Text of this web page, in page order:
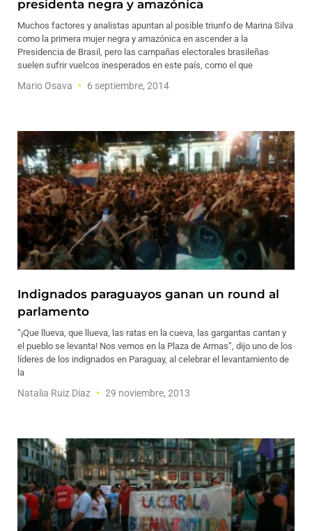
presidenta negra y amazónica
Muchos factores y analistas apuntan al posible triunfo de Marina Silva
como la primera mujer negra y amazónica en ascender a la
Presidencia de Brasil, pero las campañas electorales brasileñas
suelen sufrir vuelcos inesperados en este país, como el que
Mario Osava 6 septiembre, 2014
Indignados paraguayos ganan un round al
parlamento
“¡Que llueva, que llueva, las ratas en la cueva, las gargantas cantan y
el pueblo se levanta! Nos vemos en la Plaza de Armas”, dijo uno de los
líderes de los indignados en Paraguay, al celebrar el levantamiento de
la
Natalia Ruiz Diaz 29 noviembre, 2013